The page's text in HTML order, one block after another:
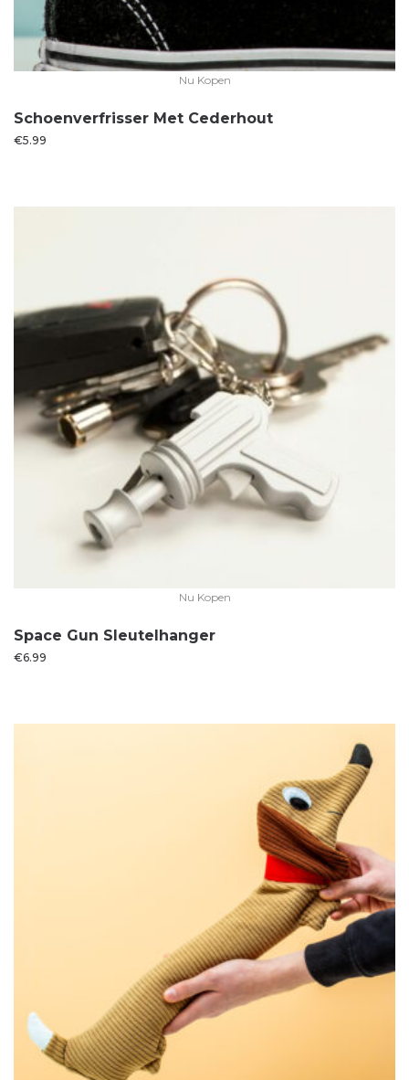
Nu Kopen
Schoenverfrisser Met Cederhout
€5.99
Nu Kopen
Space Gun Sleutelhanger
€6.99